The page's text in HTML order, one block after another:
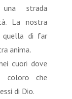
strada
La nostra
quella di far
anima.
cuori dove
coloro che
di Dio.